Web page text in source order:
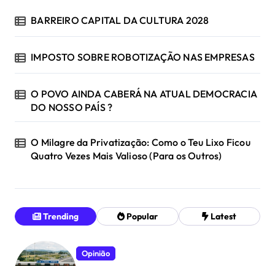
BARREIRO CAPITAL DA CULTURA 2028
IMPOSTO SOBRE ROBOTIZAÇÃO NAS EMPRESAS
O POVO AINDA CABERÁ NA ATUAL DEMOCRACIA
DO NOSSO PAÍS ?
O Milagre da Privatização: Como o Teu Lixo Ficou
Quatro Vezes Mais Valioso (Para os Outros)
Trending Popular Latest
Opinião